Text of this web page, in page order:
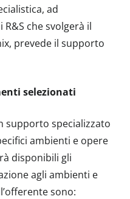
ad
che svolgerà il
prevede il supporto
selezionati
supporto specializzato
ambienti e opere
disponibili gli
agli ambienti e
sono: